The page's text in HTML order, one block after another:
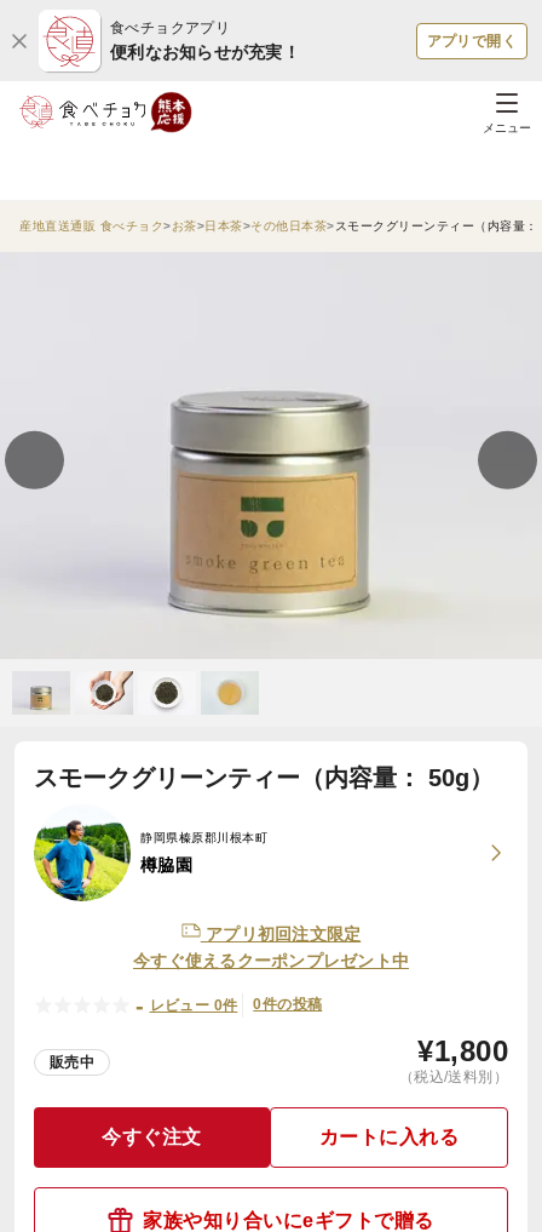
食べチョクアプリ
便利なお知らせが充実！
アプリで開く
メニュー
産地直送通販 食べチョク お茶 日本茶 その他日本茶 スモークグリーンティー（内容量
スモークグリーンティー（内容量： 50g）
静岡県榛原郡川根本町
樽脇園
アプリ初回注文限定
今すぐ使えるクーポンプレゼント中
- レビュー 0件 0件の投稿
販売中 ¥1,800
（税込/送料別）
今すぐ注文 カートに入れる
家族や知り合いにeギフトで贈る